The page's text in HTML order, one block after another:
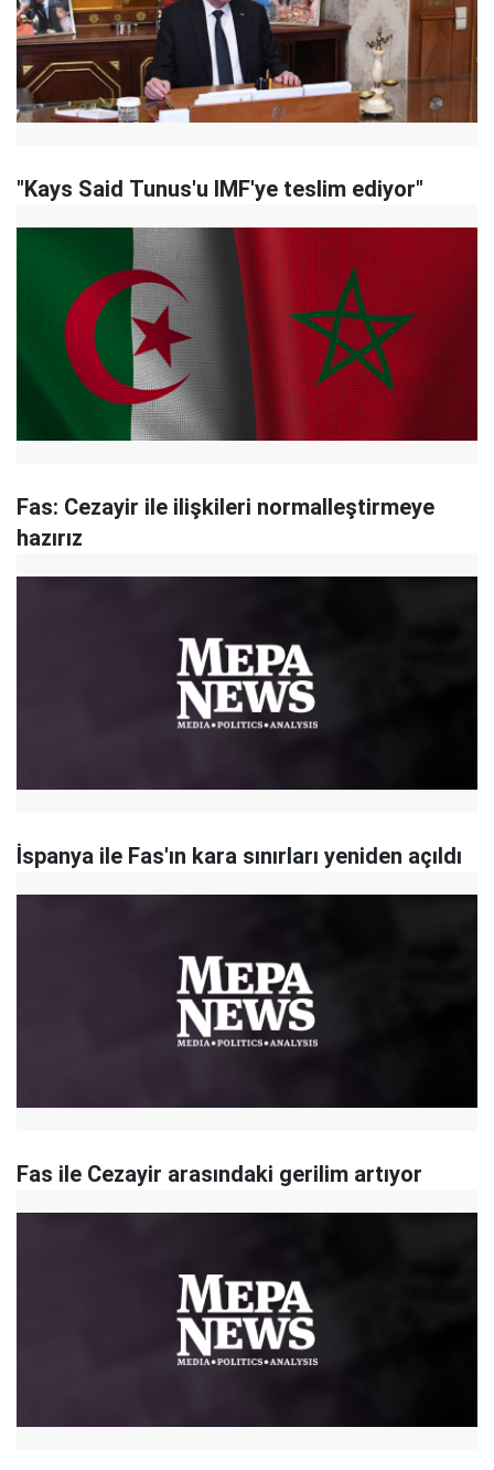
"Kays Said Tunus'u IMF'ye teslim ediyor"
Fas: Cezayir ile ilişkileri normalleştirmeye
hazırız
İspanya ile Fas'ın kara sınırları yeniden açıldı
Fas ile Cezayir arasındaki gerilim artıyor